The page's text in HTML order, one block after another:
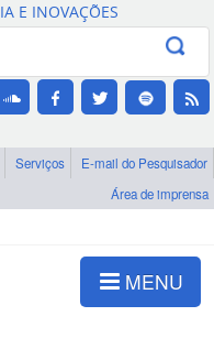
Canais
E INOVAÇÕES
Serviços
E-mail do Pesquisador
Área de imprensa
MENU